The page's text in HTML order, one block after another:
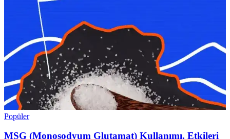
Popüler
MSG (Monosodyum Glutamat) Kullanımı, Etkileri